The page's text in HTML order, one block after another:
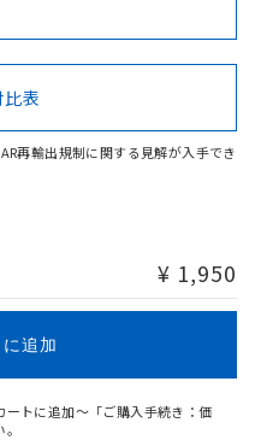
Cd Cr(VI)
性があります。
格認証/適合状況ページへ
ページからご検索ください
表
再輸出規制に関する見解が入手でき
¥ 1,950
に追加
トに追加～「ご購入手続き：価